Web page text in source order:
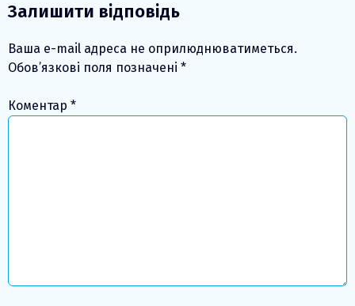
Залишити відповідь
Ваша e-mail адреса не оприлюднюватиметься.
Обов’язкові поля позначені *
Коментар *